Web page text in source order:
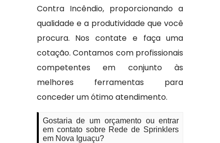
Contra Incêndio, proporcionando a
qualidade e a produtividade que você
procura. Nos contate e faça uma
cotação. Contamos com profissionais
competentes em conjunto às
melhores ferramentas para
conceder um ótimo atendimento.
Gostaria de um orçamento ou entrar
em contato sobre Rede de Sprinklers
em Nova Iguaçu?